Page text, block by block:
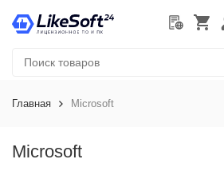
Главная Microsoft
Microsoft